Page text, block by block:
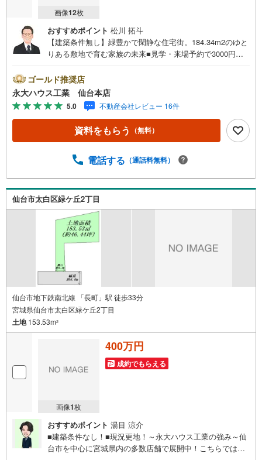
画像12枚
おすすめポイント 松川 拓斗
【建築条件無し】緑豊かで閑静な住宅街。184.34m2のゆと
りある敷地で育む家族の未来■見学・来場予約で3000円分
P参照～永大ハウス工業の強み～仙台市を中心に宮城県内
の多数店舗で展開中！こちらでは当社の強みを大きく2つに
分けてご紹介！1.＜豊富な不動産知識＞戸建・マンショ
ン・土地...と種別を問わず不動産を取り扱っております。
更に教育施設や商業施設、子育て環境や行政などの地域情
報を総合し、お客様により良い物件選びをして頂けるよ
スタッフ＞当社では【購入】【売却】【引っ越し】【リフ
入時に気になる住宅ローン各種税金についても、誠心誠意
ご説明させて頂きます。各店舗ではキッズスペースも完
備！お子様連れのご家族様で是非お越しください。営業時
間:10:00～18:00（定休日火・水曜日※店舗により変動あ
り）現地のご案内も可能ですので、どうぞお気軽にお問い
合わせください！
ゴールド推奨店
永大ハウス工業 仙台本店
5.0 不動産会社レビュー 16件
資料をもらう （無料）
電話する （通話料無料）
仙台市太白区緑ケ丘2丁目
仙台市地下鉄南北線 「長町」駅 徒歩33分
宮城県仙台市太白区緑ケ丘2丁目
土地153.53m2
画像1枚
400万円
成約でもらえる
おすすめポイント 湯目 涼介
■建築条件なし！■現況更地！～永大ハウス工業の強み～仙
台市を中心に宮城県内の多数店舗で展開中！こちらでは当